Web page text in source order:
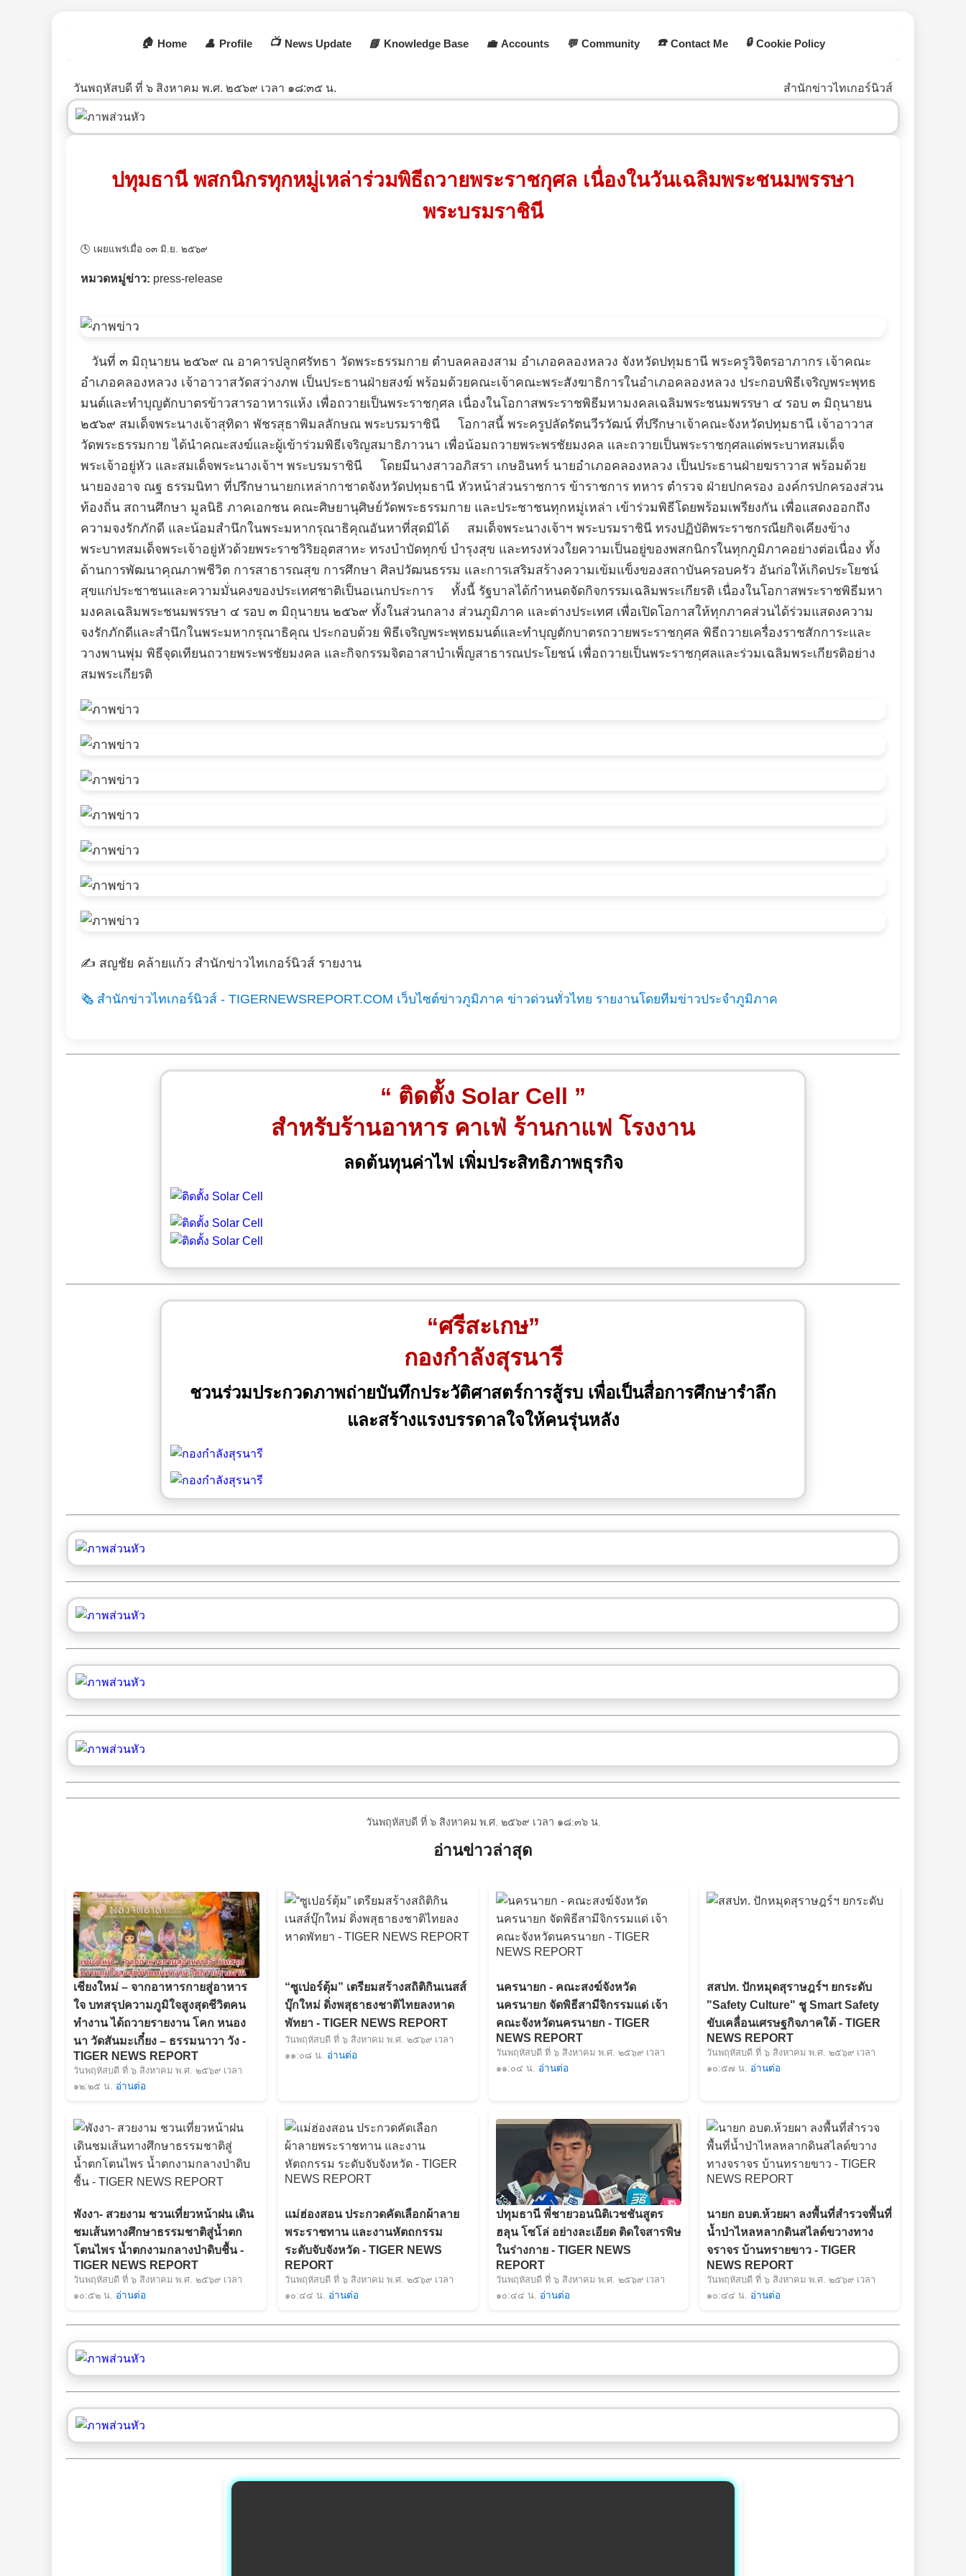
🏠 Home 👤 Profile 📺 News Update 📘 Knowledge Base 💼 Accounts 💬 Community ☎️ Contact Me 🔒 Cookie Policy
วันพฤหัสบดี ที่ ๖ สิงหาคม พ.ศ. ๒๕๖๙ เวลา ๑๘:๓๕ น. สำนักข่าวไทเกอร์นิวส์
ปทุมธานี พสกนิกรทุกหมู่เหล่าร่วมพิธีถวายพระราชกุศล เนื่องในวันเฉลิมพระชนมพรรษา
พระบรมราชินี
🕓 เผยแพร่เมื่อ ๐๓ มิ.ย. ๒๕๖๙
หมวดหมู่ข่าว: press-release
วันที่ ๓ มิถุนายน ๒๕๖๙ ณ อาคารปลูกศรัทธา วัดพระธรรมกาย ตำบลคลองสาม อำเภอคลองหลวง จังหวัดปทุมธานี พระครูวิจิตรอาภากร เจ้าคณะ
อำเภอคลองหลวง เจ้าอาวาสวัดสว่างภพ เป็นประธานฝ่ายสงฆ์ พร้อมด้วยคณะเจ้าคณะพระสังฆาธิการในอำเภอคลองหลวง ประกอบพิธีเจริญพระพุทธ
มนต์และทำบุญตักบาตรข้าวสารอาหารแห้ง เพื่อถวายเป็นพระราชกุศล เนื่องในโอกาสพระราชพิธีมหามงคลเฉลิมพระชนมพรรษา ๔ รอบ ๓ มิถุนายน
๒๕๖๙ สมเด็จพระนางเจ้าสุทิดา พัชรสุธาพิมลลักษณ พระบรมราชินี โอกาสนี้ พระครูปลัดรัตนวีรวัฒน์ ที่ปรึกษาเจ้าคณะจังหวัดปทุมธานี เจ้าอาวาส
วัดพระธรรมกาย ได้นำคณะสงฆ์และผู้เข้าร่วมพิธีเจริญสมาธิภาวนา เพื่อน้อมถวายพระพรชัยมงคล และถวายเป็นพระราชกุศลแด่พระบาทสมเด็จ
พระเจ้าอยู่หัว และสมเด็จพระนางเจ้าฯ พระบรมราชินี โดยมีนางสาวอภิสรา เกษอินทร์ นายอำเภอคลองหลวง เป็นประธานฝ่ายฆราวาส พร้อมด้วย
นายองอาจ ณฐ ธรรมนิทา ที่ปรึกษานายกเหล่ากาชาดจังหวัดปทุมธานี หัวหน้าส่วนราชการ ข้าราชการ ทหาร ตำรวจ ฝ่ายปกครอง องค์กรปกครองส่วน
ท้องถิ่น สถานศึกษา มูลนิธิ ภาคเอกชน คณะศิษยานุศิษย์วัดพระธรรมกาย และประชาชนทุกหมู่เหล่า เข้าร่วมพิธีโดยพร้อมเพรียงกัน เพื่อแสดงออกถึง
ความจงรักภักดี และน้อมสำนึกในพระมหากรุณาธิคุณอันหาที่สุดมิได้ สมเด็จพระนางเจ้าฯ พระบรมราชินี ทรงปฏิบัติพระราชกรณียกิจเคียงข้าง
พระบาทสมเด็จพระเจ้าอยู่หัวด้วยพระราชวิริยอุตสาหะ ทรงบำบัดทุกข์ บำรุงสุข และทรงห่วงใยความเป็นอยู่ของพสกนิกรในทุกภูมิภาคอย่างต่อเนื่อง ทั้ง
ด้านการพัฒนาคุณภาพชีวิต การสาธารณสุข การศึกษา ศิลปวัฒนธรรม และการเสริมสร้างความเข้มแข็งของสถาบันครอบครัว อันก่อให้เกิดประโยชน์
สุขแก่ประชาชนและความมั่นคงของประเทศชาติเป็นอเนกประการ ทั้งนี้ รัฐบาลได้กำหนดจัดกิจกรรมเฉลิมพระเกียรติ เนื่องในโอกาสพระราชพิธีมหา
มงคลเฉลิมพระชนมพรรษา ๔ รอบ ๓ มิถุนายน ๒๕๖๙ ทั้งในส่วนกลาง ส่วนภูมิภาค และต่างประเทศ เพื่อเปิดโอกาสให้ทุกภาคส่วนได้ร่วมแสดงความ
จงรักภักดีและสำนึกในพระมหากรุณาธิคุณ ประกอบด้วย พิธีเจริญพระพุทธมนต์และทำบุญตักบาตรถวายพระราชกุศล พิธีถวายเครื่องราชสักการะและ
วางพานพุ่ม พิธีจุดเทียนถวายพระพรชัยมงคล และกิจกรรมจิตอาสาบำเพ็ญสาธารณประโยชน์ เพื่อถวายเป็นพระราชกุศลและร่วมเฉลิมพระเกียรติอย่าง
สมพระเกียรติ
✍️ สญชัย คล้ายแก้ว สำนักข่าวไทเกอร์นิวส์ รายงาน
🗞️ สำนักข่าวไทเกอร์นิวส์ - TIGERNEWSREPORT.COM เว็บไซต์ข่าวภูมิภาค ข่าวด่วนทั่วไทย รายงานโดยทีมข่าวประจำภูมิภาค
“ ติดตั้ง Solar Cell ”
สำหรับร้านอาหาร คาเฟ่ ร้านกาแฟ โรงงาน
ลดต้นทุนค่าไฟ เพิ่มประสิทธิภาพธุรกิจ
“ศรีสะเกษ”
กองกำลังสุรนารี
ชวนร่วมประกวดภาพถ่ายบันทึกประวัติศาสตร์การสู้รบ เพื่อเป็นสื่อการศึกษารำลึก
และสร้างแรงบรรดาลใจให้คนรุ่นหลัง
วันพฤหัสบดี ที่ ๖ สิงหาคม พ.ศ. ๒๕๖๙ เวลา ๑๘:๓๖ น.
อ่านข่าวล่าสุด
เชียงใหม่ – จากอาหารกายสู่อาหาร
ใจ บทสรุปความภูมิใจสูงสุดชีวิตคน
ทำงาน ได้ถวายรายงาน โคก หนอง
นา วัดสันมะเกี๋ยง – ธรรมนาวา วัง -
TIGER NEWS REPORT
วันพฤหัสบดี ที่ ๖ สิงหาคม พ.ศ. ๒๕๖๙ เวลา
๑๒:๒๕ น. อ่านต่อ
“ซูเปอร์ตุ้ม” เตรียมสร้างสถิติกินเนสส์
บุ๊กใหม่ ดิ่งพสุธาธงชาติไทยลงหาด
พัทยา - TIGER NEWS REPORT
วันพฤหัสบดี ที่ ๖ สิงหาคม พ.ศ. ๒๕๖๙ เวลา
๑๑:๐๘ น. อ่านต่อ
นครนายก - คณะสงฆ์จังหวัด
นครนายก จัดพิธีสามีจิกรรมแด่ เจ้า
คณะจังหวัดนครนายก - TIGER
NEWS REPORT
วันพฤหัสบดี ที่ ๖ สิงหาคม พ.ศ. ๒๕๖๙ เวลา
๑๑:๐๔ น. อ่านต่อ
สสปท. ปักหมุดสุราษฎร์ฯ ยกระดับ
"Safety Culture" ชู Smart Safety
ขับเคลื่อนเศรษฐกิจภาคใต้ - TIGER
NEWS REPORT
วันพฤหัสบดี ที่ ๖ สิงหาคม พ.ศ. ๒๕๖๙ เวลา
๑๐:๕๗ น. อ่านต่อ
พังงา- สวยงาม ชวนเที่ยวหน้าฝน เดิน
ชมเส้นทางศึกษาธรรมชาติสู่น้ำตก
โตนไพร น้ำตกงามกลางป่าดิบชื้น -
TIGER NEWS REPORT
วันพฤหัสบดี ที่ ๖ สิงหาคม พ.ศ. ๒๕๖๙ เวลา
๑๐:๕๒ น. อ่านต่อ
แม่ฮ่องสอน ประกวดคัดเลือกผ้าลาย
พระราชทาน และงานหัตถกรรม
ระดับจับจังหวัด - TIGER NEWS
REPORT
วันพฤหัสบดี ที่ ๖ สิงหาคม พ.ศ. ๒๕๖๙ เวลา
๑๐:๔๔ น. อ่านต่อ
ปทุมธานี พี่ชายวอนนิติเวชชันสูตร
ฮลุน โซโล่ อย่างละเอียด ติดใจสารพิษ
ในร่างกาย - TIGER NEWS
REPORT
วันพฤหัสบดี ที่ ๖ สิงหาคม พ.ศ. ๒๕๖๙ เวลา
๑๐:๔๔ น. อ่านต่อ
นายก อบต.ห้วยผา ลงพื้นที่สำรวจพื้นที่
น้ำป่าไหลหลากดินสไลด์ขวางทาง
จราจร บ้านทรายขาว - TIGER
NEWS REPORT
วันพฤหัสบดี ที่ ๖ สิงหาคม พ.ศ. ๒๕๖๙ เวลา
๑๐:๔๔ น. อ่านต่อ